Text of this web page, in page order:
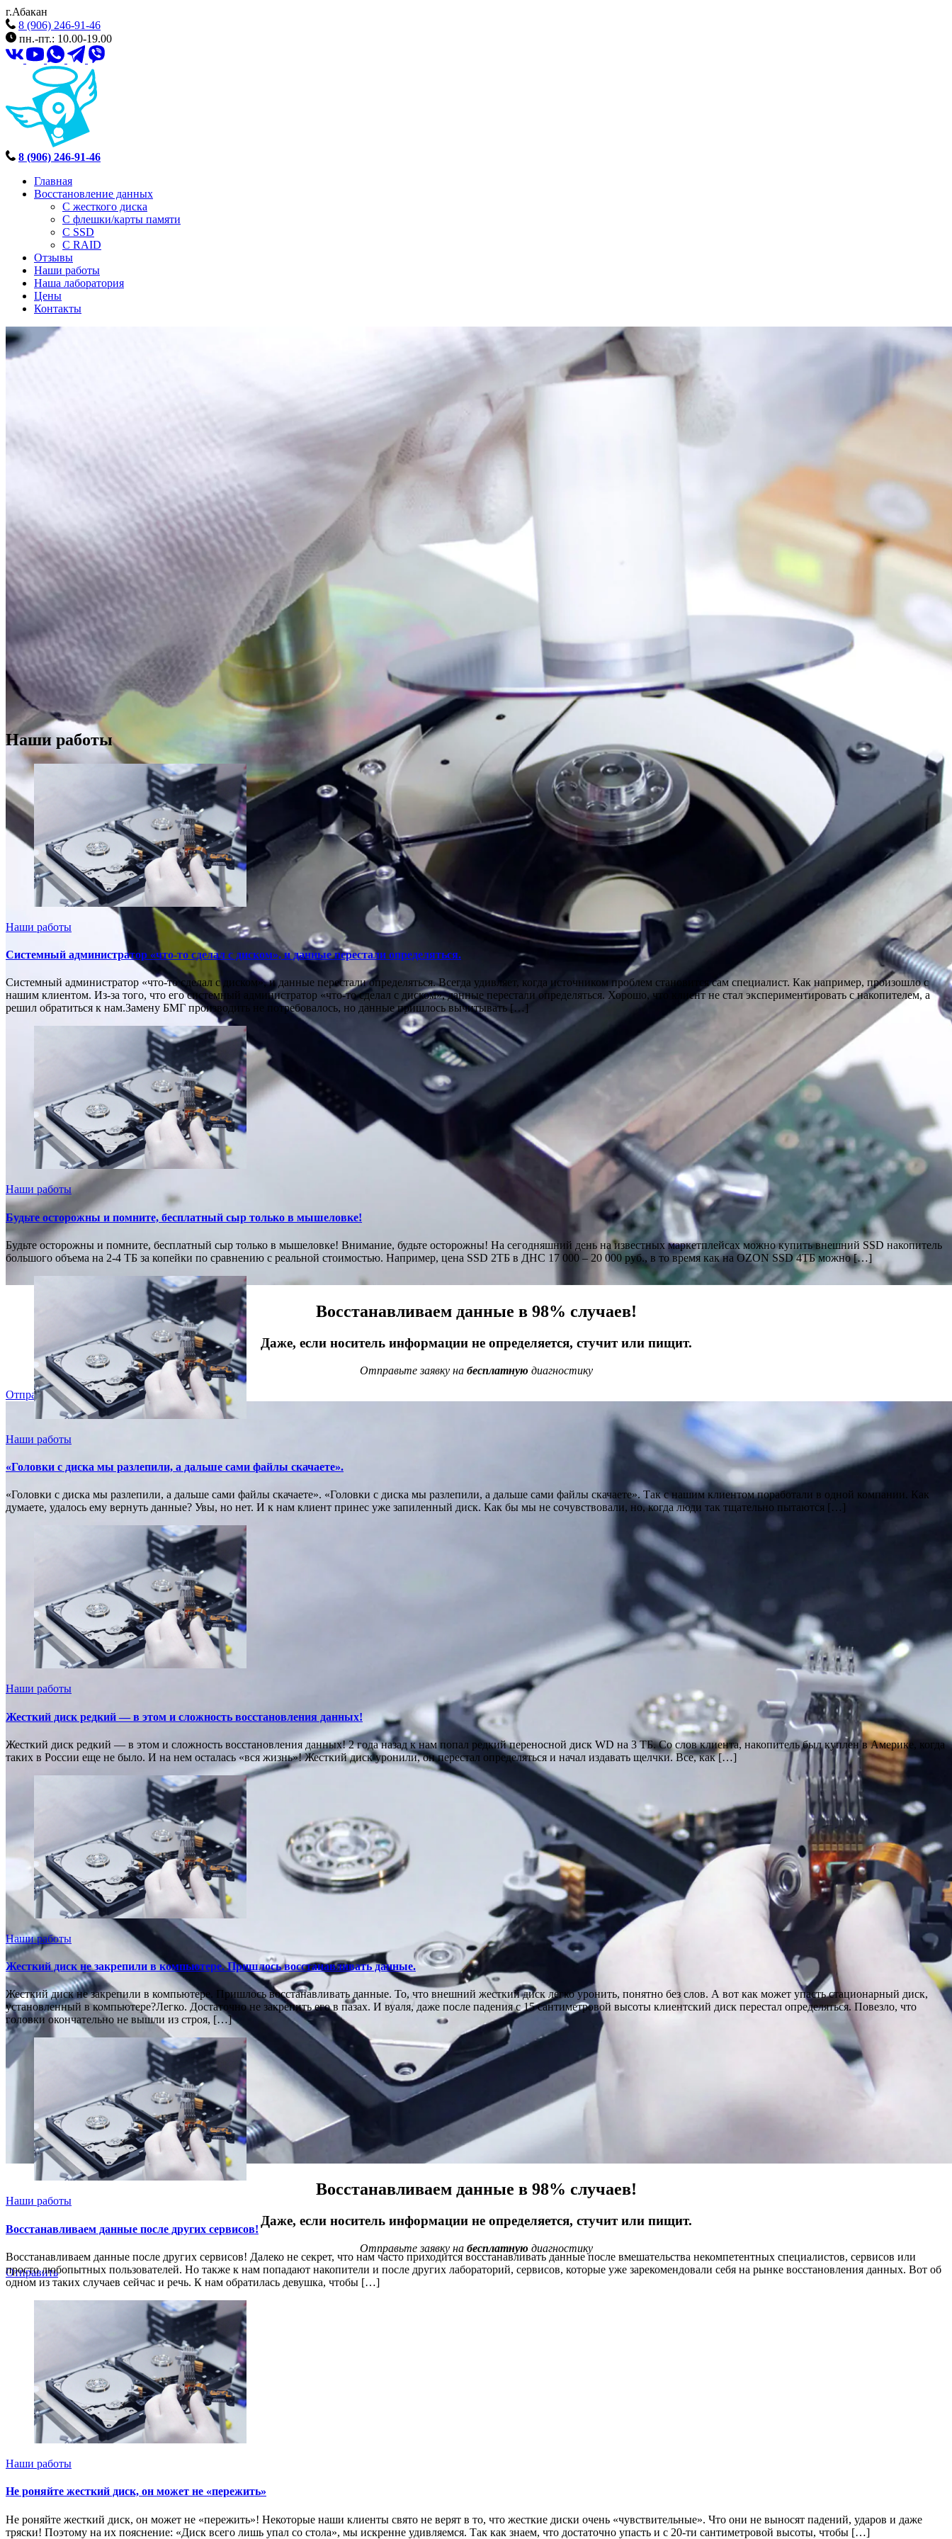
г.Абакан
8 (906) 246-91-46
пн.-пт.: 10.00-19.00
8 (906) 246-91-46
Главная
Восстановление данных
С жесткого диска
С флешки/карты памяти
С SSD
С RAID
Отзывы
Наши работы
Наша лаборатория
Цены
Контакты
Восстанавливаем данные в 98% случаев!
Даже, если носитель информации не определяется, стучит или пищит.
Отправьте заявку на бесплатную диагностику
Отправить
Восстанавливаем данные в 98% случаев!
Даже, если носитель информации не определяется, стучит или пищит.
Отправьте заявку на бесплатную диагностику
Отправить
Наши работы
Наши работы
Системный администратор «что-то сделал с диском», и данные перестали определяться.
Системный администратор «что-то сделал с диском», и данные перестали определяться. Всегда удивляет, когда источником проблем становится сам специалист. Как например, произошло с
нашим клиентом. Из-за того, что его системный администратор «что-то сделал с диском», данные перестали определяться. Хорошо, что клиент не стал экспериментировать с накопителем, а
решил обратиться к нам.Замену БМГ производить не потребовалось, но данные пришлось вычитывать […]
Наши работы
Будьте осторожны и помните, бесплатный сыр только в мышеловке!
Будьте осторожны и помните, бесплатный сыр только в мышеловке! Внимание, будьте осторожны! На сегодняшний день на известных маркетплейсах можно купить внешний SSD накопитель
большого объема на 2-4 ТБ за копейки по сравнению с реальной стоимостью. Например, цена SSD 2ТБ в ДНС 17 000 – 20 000 руб., в то время как на OZON SSD 4ТБ можно […]
Наши работы
«Головки с диска мы разлепили, а дальше сами файлы скачаете».
«Головки с диска мы разлепили, а дальше сами файлы скачаете». «Головки с диска мы разлепили, а дальше сами файлы скачаете». Так с нашим клиентом поработали в одной компании. Как
думаете, удалось ему вернуть данные? Увы, но нет. И к нам клиент принес уже запиленный диск. Как бы мы не сочувствовали, но, когда люди так тщательно пытаются […]
Наши работы
Жесткий диск редкий — в этом и сложность восстановления данных!
Жесткий диск редкий — в этом и сложность восстановления данных! 2 года назад к нам попал редкий переносной диск WD на 3 ТБ. Со слов клиента, накопитель был куплен в Америке, когда
таких в России еще не было. И на нем осталась «вся жизнь»! Жесткий диск уронили, он перестал определяться и начал издавать щелчки. Все, как […]
Наши работы
Жесткий диск не закрепили в компьютере. Пришлось восстанавливать данные.
Жесткий диск не закрепили в компьютере. Пришлось восстанавливать данные. То, что внешний жесткий диск легко уронить, понятно без слов. А вот как может упасть стационарный диск,
установленный в компьютере?Легко. Достаточно не закрепить его в пазах. И вуаля, даже после падения с 15 сантиметровой высоты клиентский диск перестал определяться. Повезло, что
головки окончательно не вышли из строя, […]
Наши работы
Восстанавливаем данные после других сервисов!
Восстанавливаем данные после других сервисов! Далеко не секрет, что нам часто приходится восстанавливать данные после вмешательства некомпетентных специалистов, сервисов или
просто любопытных пользователей. Но также к нам попадают накопители и после других лабораторий, сервисов, которые уже зарекомендовали себя на рынке восстановления данных. Вот об
одном из таких случаев сейчас и речь. К нам обратилась девушка, чтобы […]
Наши работы
Не роняйте жесткий диск, он может не «пережить»
Не роняйте жесткий диск, он может не «пережить»! Некоторые наши клиенты свято не верят в то, что жесткие диски очень «чувствительные». Что они не выносят падений, ударов и даже
тряски! Поэтому на их пояснение: «Диск всего лишь упал со стола», мы искренне удивляемся. Так как знаем, что достаточно упасть и с 20-ти сантиметровой высоты, чтобы […]